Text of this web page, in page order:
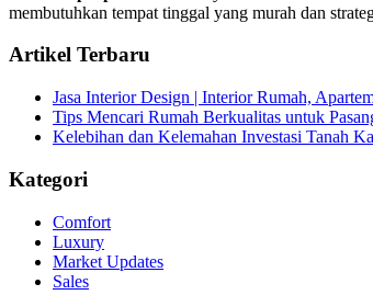
membutuhkan tempat tinggal yang murah dan
Artikel Terbaru
Jasa Interior Design | Interior Rumah,
Tips Mencari Rumah Berkualitas untuk
Kelebihan dan Kelemahan Investasi Tanah
Kategori
Comfort
Luxury
Market Updates
Sales